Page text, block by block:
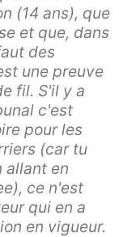
(14 ans), que
et que, dans
des
une preuve
fil. S'il y a
c'est
pour les
(car tu
allant en
ce n'est
qui en a
en vigueur.